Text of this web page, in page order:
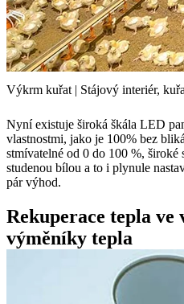
Výkrm kuřat | Stájový interiér,
Nyní existuje široká škála LED
vlastnostmi, jako je 100% bez
stmívatelné od 0 do 100 %, široké
studenou bílou a to i plynule
pár výhod.
Rekuperace tepla
výměníky tepla